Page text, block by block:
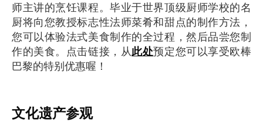
师主讲的烹饪课程。毕业于世界顶级厨师学校的名
厨将向您教授标志性法师菜肴和甜点的制作方法，
您可以体验法式美食制作的全过程，然后品尝您制
作的美食。点击链接，从此处预定您可以享受欧棒
巴黎的特别优惠喔！
文化遗产参观